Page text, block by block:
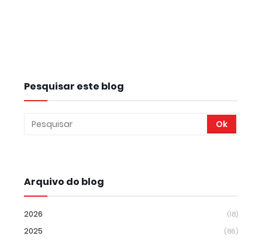
Pesquisar este blog
Arquivo do blog
2026 (18)
2025 (86)